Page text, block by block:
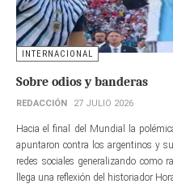
INTERNACIONAL
Sobre odios y banderas
REDACCIÓN 27 JULIO 2026
Hacia el final del Mundial la
apuntaron contra los argentinos y
redes sociales generalizando como
llega una reflexión del historiador